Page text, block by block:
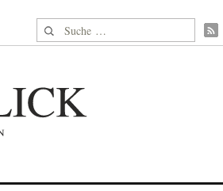
Suche nach: